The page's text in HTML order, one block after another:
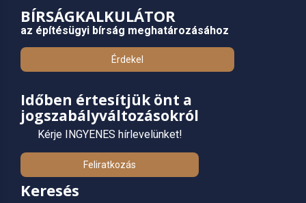
BÍRSÁGKALKULÁTOR
az építésügyi bírság meghatározásához
Érdekel
Időben értesítjük önt a
jogszabályváltozásokról
Kérje INGYENES hírlevelünket!
Feliratkozás
Keresés